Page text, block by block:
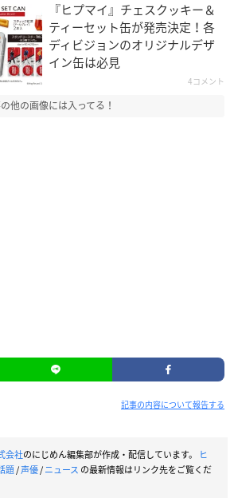
『ヒプマイ』チェスクッキー＆
ティーセット缶が発売決定！各
ディビジョンのオリジナルデザ
イン缶は必見
4コメント
他の画像には入ってる！
記事の内容について報告する
会社のにじめん編集部が作成・配信しています。
ヒ
題/声優/ニュース の最新情報はリンク先をご覧くだ